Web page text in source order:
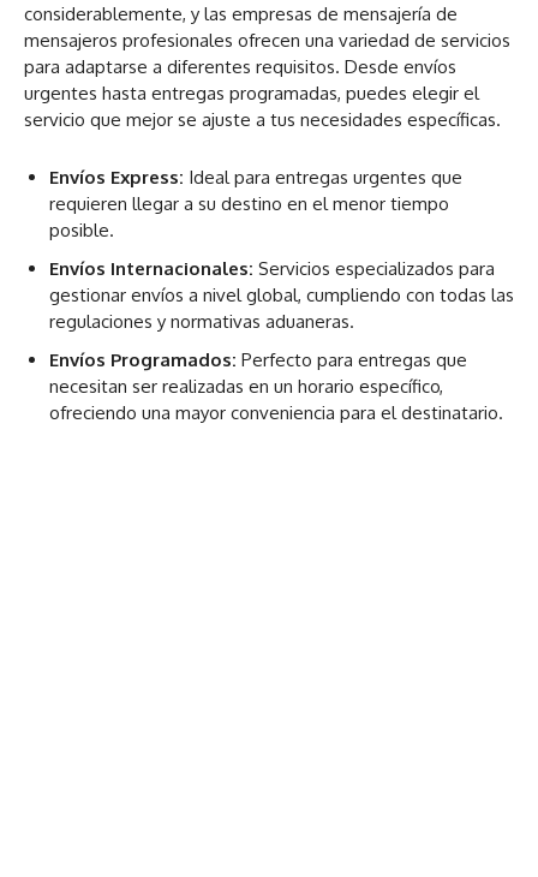
considerablemente, y las empresas de mensajería de
mensajeros profesionales ofrecen una variedad de servicios
para adaptarse a diferentes requisitos. Desde envíos
urgentes hasta entregas programadas, puedes elegir el
servicio que mejor se ajuste a tus necesidades específicas.
Envíos Express: Ideal para entregas urgentes que
requieren llegar a su destino en el menor tiempo
posible.
Envíos Internacionales: Servicios especializados para
gestionar envíos a nivel global, cumpliendo con todas las
regulaciones y normativas aduaneras.
Envíos Programados: Perfecto para entregas que
necesitan ser realizadas en un horario específico,
ofreciendo una mayor conveniencia para el destinatario.